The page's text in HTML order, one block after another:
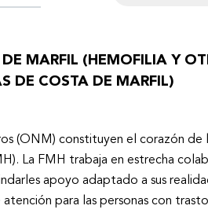
MARFIL (HEMOFILIA Y
DE COSTA DE MARFIL)
(ONM) constituyen el corazón de
La FMH trabaja en estrecha
apoyo adaptado a sus
para las personas con